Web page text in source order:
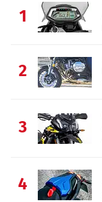
1
2
3
4